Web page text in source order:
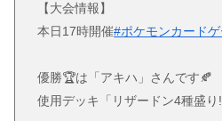
【大会情報】
本日17時開催#ポケモンカードゲ
優勝🏆は「アキハ」さんです🍂
使用デッキ「リザードン4種盛り